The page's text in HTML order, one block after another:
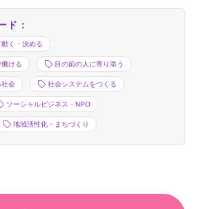
ド：
く・決める
ける 目の前の人に寄り添う
社会 社会システムをつくる
ソーシャルビジネス・NPO
地域活性化・まちづくり